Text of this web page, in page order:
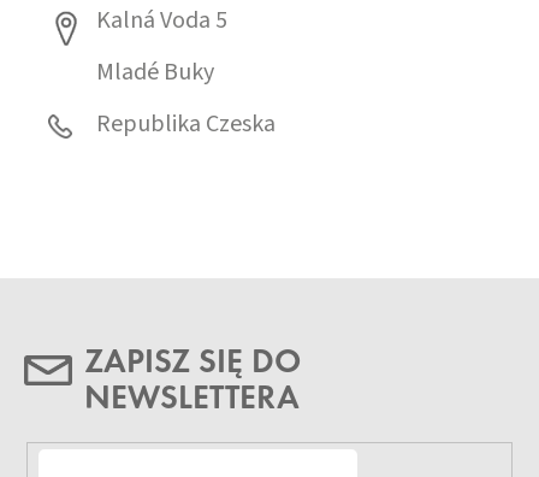
Kalná Voda 5
Mladé Buky
Republika Czeska
ZAPISZ SIĘ DO
NEWSLETTERA